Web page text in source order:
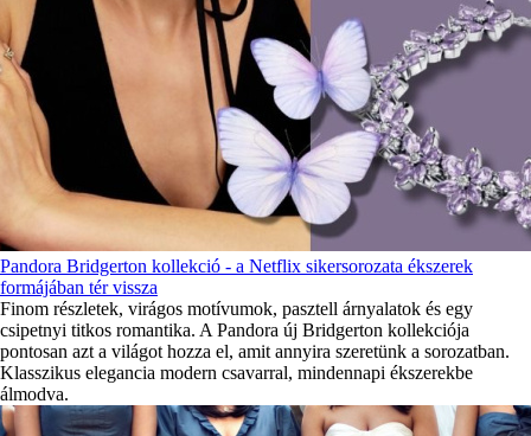
Pandora Bridgerton kollekció - a Netflix sikersorozata ékszerek
formájában tér vissza
Finom részletek, virágos motívumok, pasztell árnyalatok és egy
csipetnyi titkos romantika. A Pandora új Bridgerton kollekciója
pontosan azt a világot hozza el, amit annyira szeretünk a sorozatban.
Klasszikus elegancia modern csavarral, mindennapi ékszerekbe
álmodva.